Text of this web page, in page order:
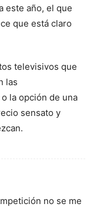
este año, el que
que está claro
televisivos que
las
la opción de una
sensato y
no se me